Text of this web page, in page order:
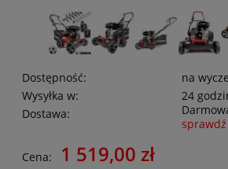
Dostępność:
na
Wysyłka w:
24
Dostawa:
Cena: 1 519,00 zł